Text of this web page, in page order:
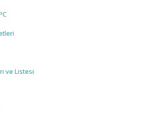
ve Listesi